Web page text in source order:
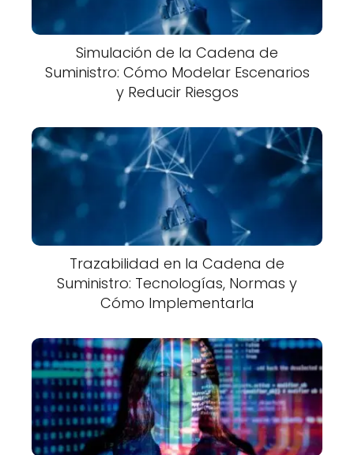
Simulación de la Cadena de
Suministro: Cómo Modelar Escenarios
y Reducir Riesgos
Trazabilidad en la Cadena de
Suministro: Tecnologías, Normas y
Cómo Implementarla